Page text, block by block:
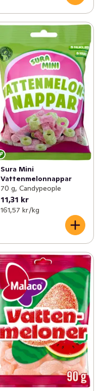
Sura Mini
Vattenmelonnappar
70 g, Candypeople
11,31 kr
161,57 kr /kg